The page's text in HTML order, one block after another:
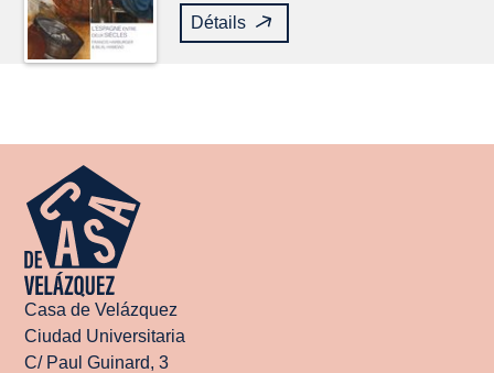
Détails
Casa de Velázquez
Ciudad Universitaria
C/ Paul Guinard, 3